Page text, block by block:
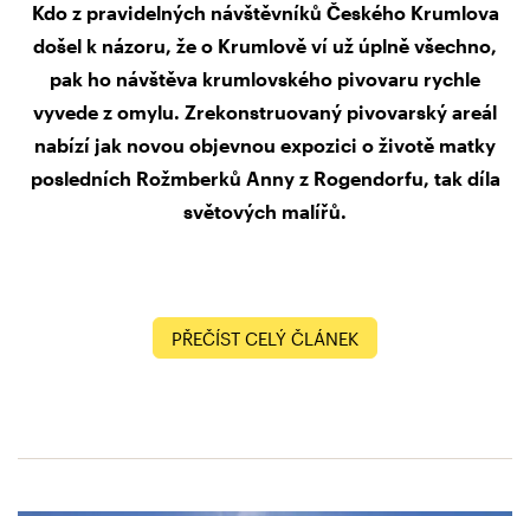
Kdo z pravidelných návštěvníků Českého Krumlova
došel k názoru, že o Krumlově ví už úplně všechno,
pak ho návštěva krumlovského pivovaru rychle
vyvede z omylu. Zrekonstruovaný pivovarský areál
nabízí jak novou objevnou expozici o životě matky
posledních Rožmberků Anny z Rogendorfu, tak díla
světových malířů.
PŘEČÍST CELÝ ČLÁNEK